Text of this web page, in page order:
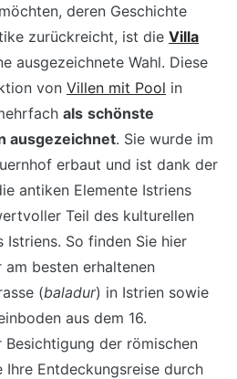
deren Geschichte
zurückreicht, ist die Villa
ausgezeichnete Wahl. Diese
von Villen mit Pool in
als schönste
ausgezeichnet. Sie wurde im
erbaut und ist dank der
antiken Elemente Istriens
Teil des kulturellen
Istriens. So finden Sie hier
am besten erhaltenen
(baladur) in Istrien sowie
aus dem 16.
der römischen
Ihre Entdeckungsreise durch